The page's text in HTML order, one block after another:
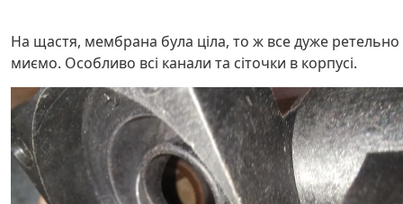
На щастя, мембрана була ціла, то ж все дуже ретельно
миємо. Особливо всі канали та сіточки в корпусі.